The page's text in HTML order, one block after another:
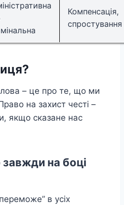
Компенсація,
спростування
– це про те, що ми
на захист честі –
якщо сказане нас
завжди на боці
в усіх